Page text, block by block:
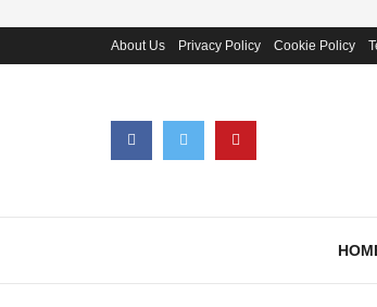
About Us Privacy Policy Cookie Policy